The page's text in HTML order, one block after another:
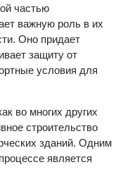
частью
важную роль в их
Оно придает
защиту от
условия для
во многих других
строительство
зданий. Одним
является